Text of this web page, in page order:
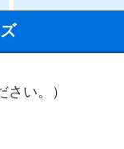
ズ
さい。）